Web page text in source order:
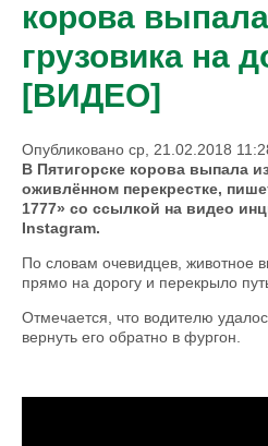
корова
грузовика на
[ВИДЕО]
Опубликовано ср, 21.02.2018
В Пятигорске корова выпала
оживлённом перекрестке,
1777» со ссылкой на видео
Instagram.
По словам очевидцев, животное
прямо на дорогу и перекрыло
Отмечается, что водителю
вернуть его обратно в фургон.